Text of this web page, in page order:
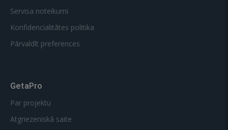
Servisa noteikumi
Konfidencialitātes politika
Pārvaldīt preferences
GetaPro
Par projektu
Atgriezeniskā saite